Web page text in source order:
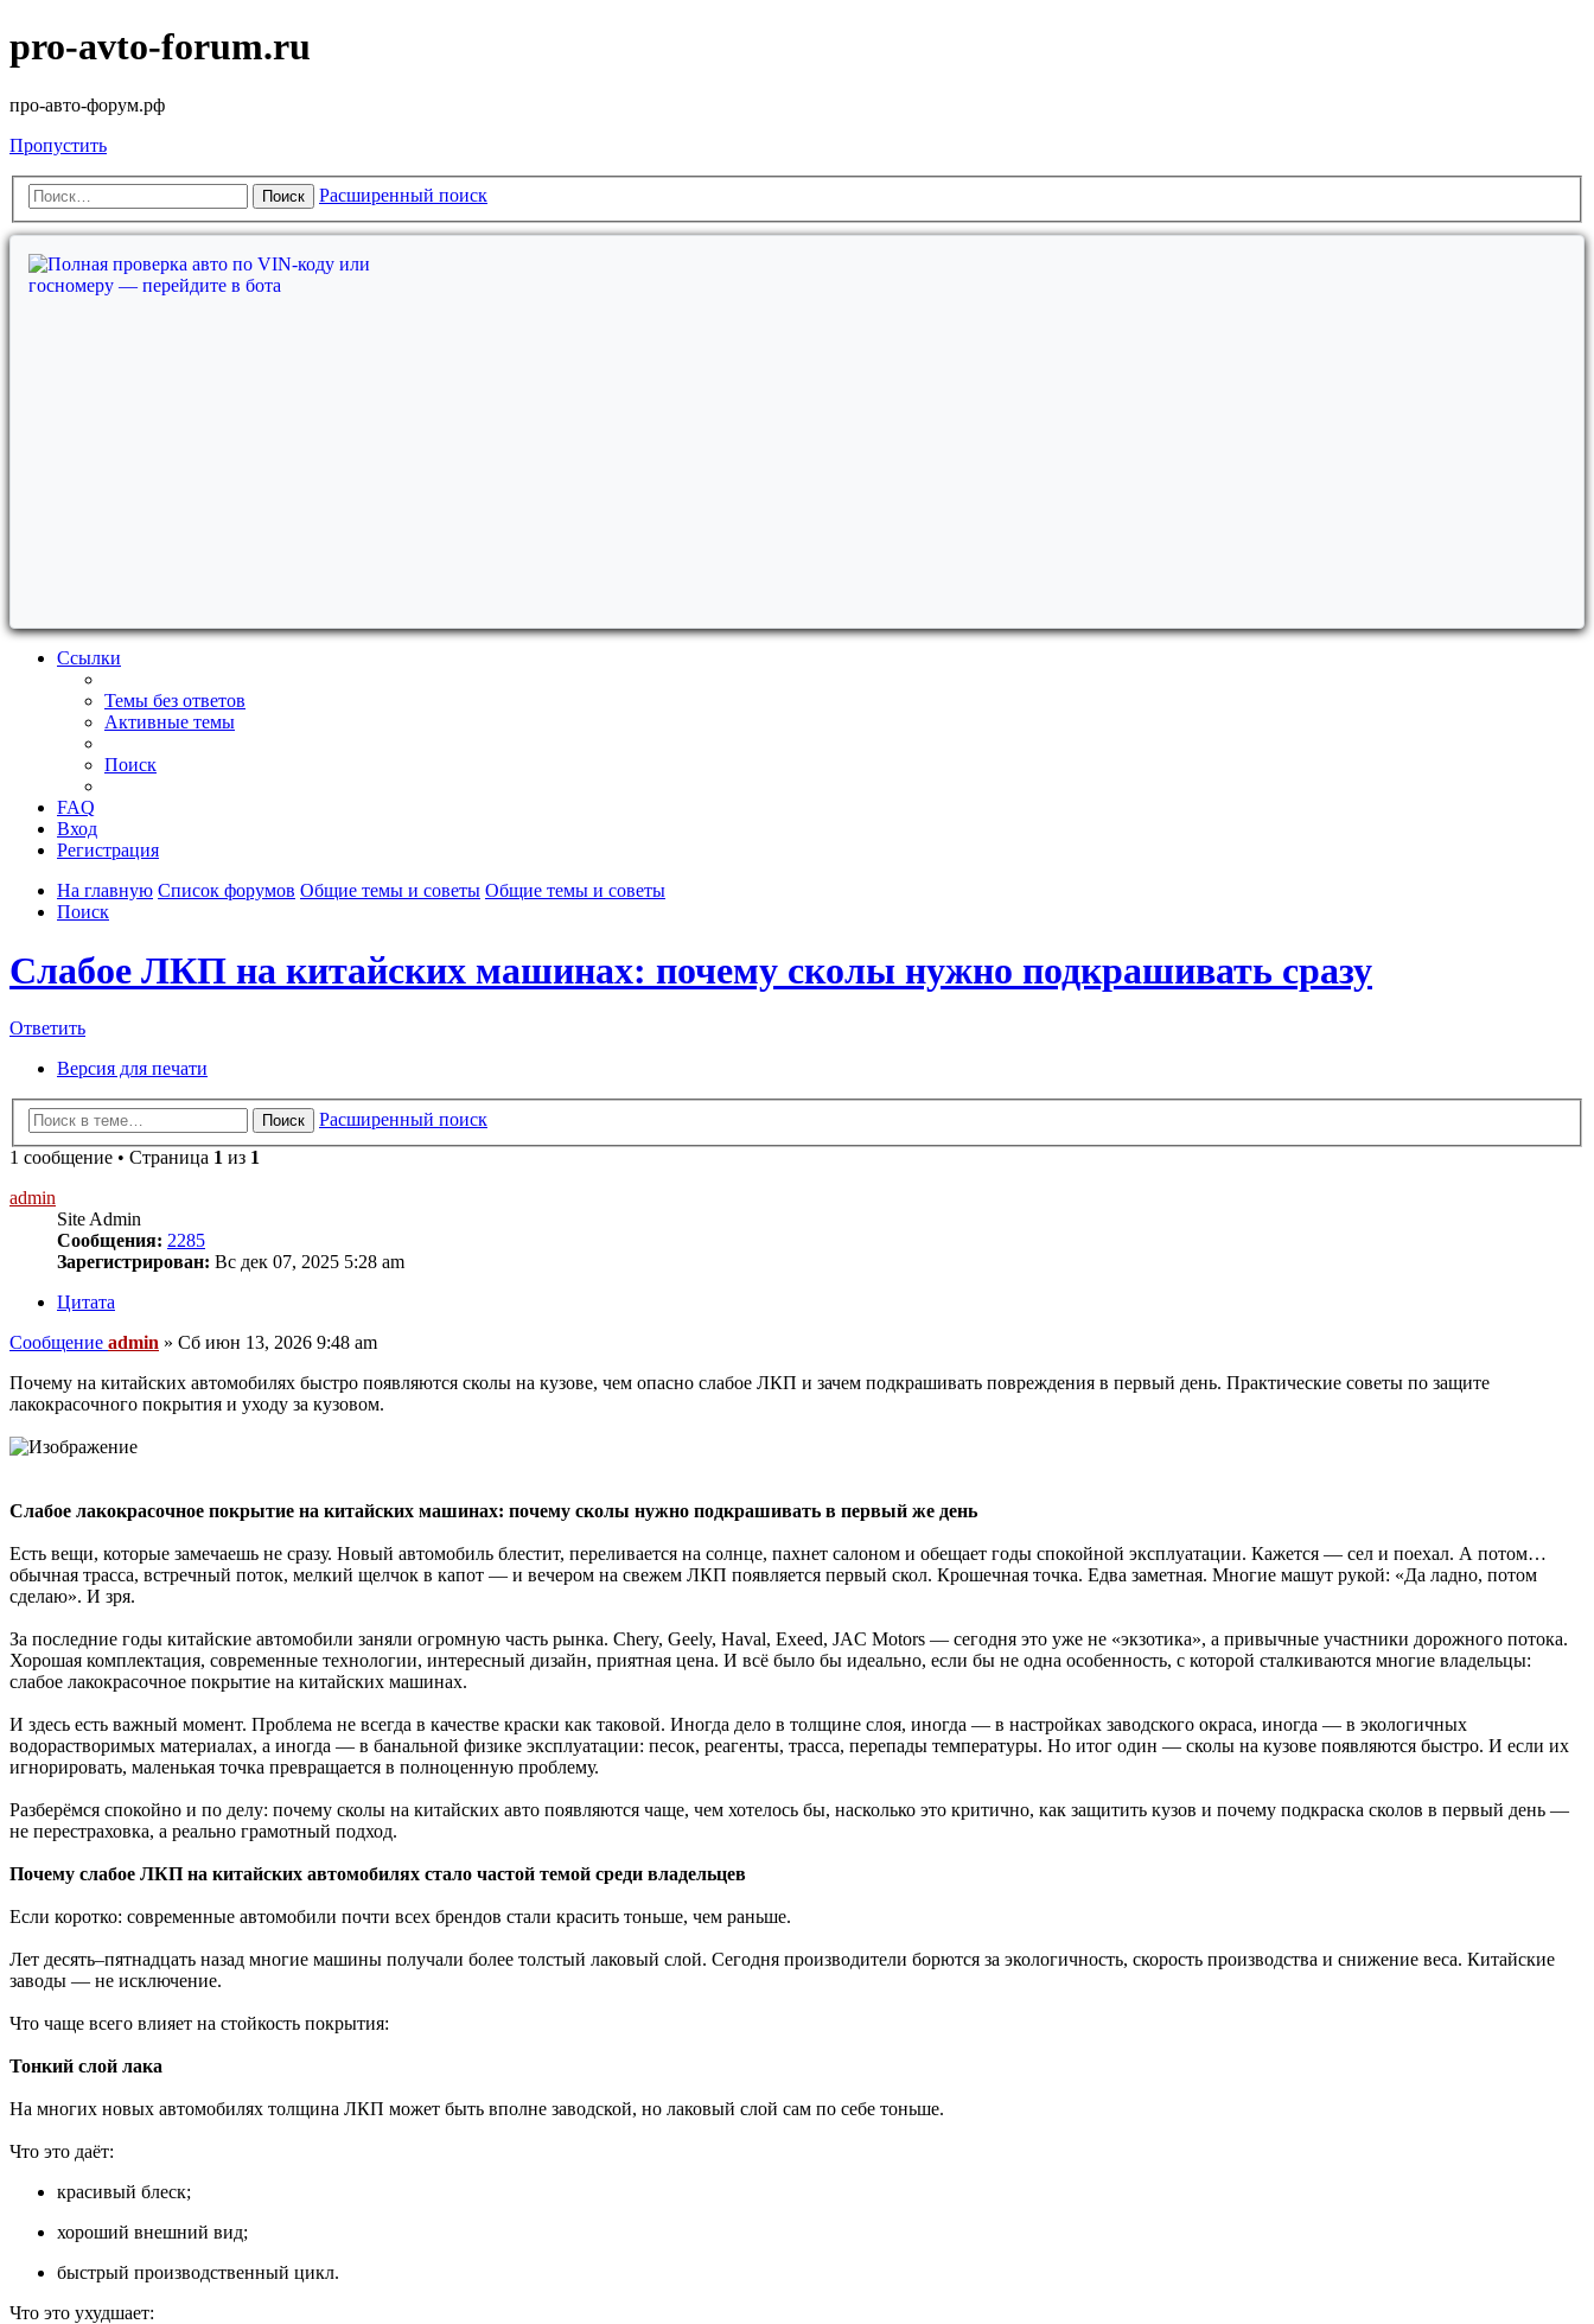
pro-avto-forum.ru
про-авто-форум.рф
Пропустить
Поиск Расширенный поиск
Ссылки
Темы без ответов
Активные темы
Поиск
FAQ
Вход
Регистрация
На главную Список форумов Общие темы и советы Общие темы и советы
Поиск
Слабое ЛКП на китайских машинах: почему сколы нужно подкрашивать сразу
Ответить
Версия для печати
Поиск
Расширенный поиск
1 сообщение • Страница 1 из 1
admin
Site Admin
Сообщения: 2285
Зарегистрирован: Вс дек 07, 2025 5:28 am
Цитата
Сообщение admin » Сб июн 13, 2026 9:48 am
Почему на китайских автомобилях быстро появляются сколы на кузове, чем опасно слабое ЛКП и зачем подкрашивать повреждения в первый день. Практические советы по защите
лакокрасочного покрытия и уходу за кузовом.
Слабое лакокрасочное покрытие на китайских машинах: почему сколы нужно подкрашивать в первый же день
Есть вещи, которые замечаешь не сразу. Новый автомобиль блестит, переливается на солнце, пахнет салоном и обещает годы спокойной эксплуатации. Кажется — сел и поехал. А потом…
обычная трасса, встречный поток, мелкий щелчок в капот — и вечером на свежем ЛКП появляется первый скол. Крошечная точка. Едва заметная. Многие машут рукой: «Да ладно, потом
сделаю». И зря.
За последние годы китайские автомобили заняли огромную часть рынка. Chery, Geely, Haval, Exeed, JAC Motors — сегодня это уже не «экзотика», а привычные участники дорожного потока.
Хорошая комплектация, современные технологии, интересный дизайн, приятная цена. И всё было бы идеально, если бы не одна особенность, с которой сталкиваются многие владельцы:
слабое лакокрасочное покрытие на китайских машинах.
И здесь есть важный момент. Проблема не всегда в качестве краски как таковой. Иногда дело в толщине слоя, иногда — в настройках заводского окраса, иногда — в экологичных
водорастворимых материалах, а иногда — в банальной физике эксплуатации: песок, реагенты, трасса, перепады температуры. Но итог один — сколы на кузове появляются быстро. И если их
игнорировать, маленькая точка превращается в полноценную проблему.
Разберёмся спокойно и по делу: почему сколы на китайских авто появляются чаще, чем хотелось бы, насколько это критично, как защитить кузов и почему подкраска сколов в первый день —
не перестраховка, а реально грамотный подход.
Почему слабое ЛКП на китайских автомобилях стало частой темой среди владельцев
Если коротко: современные автомобили почти всех брендов стали красить тоньше, чем раньше.
Лет десять–пятнадцать назад многие машины получали более толстый лаковый слой. Сегодня производители борются за экологичность, скорость производства и снижение веса. Китайские
заводы — не исключение.
Что чаще всего влияет на стойкость покрытия:
Тонкий слой лака
На многих новых автомобилях толщина ЛКП может быть вполне заводской, но лаковый слой сам по себе тоньше.
Что это даёт:
красивый блеск;
хороший внешний вид;
быстрый производственный цикл.
Что это ухудшает: